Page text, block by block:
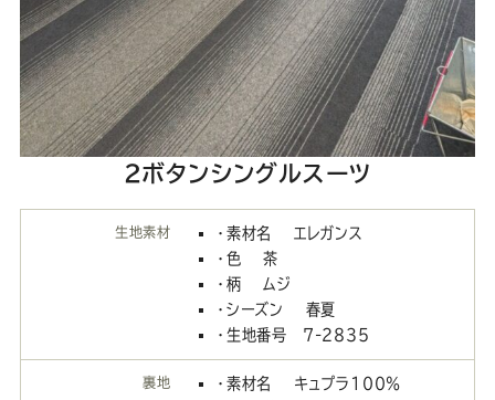
2ボタンシングルスーツ
生地素材
・素材名 エレガンス
・色 茶
・柄 ムジ
・シーズン 春夏
・生地番号 7-2835
裏地
・素材名 キュプラ100％